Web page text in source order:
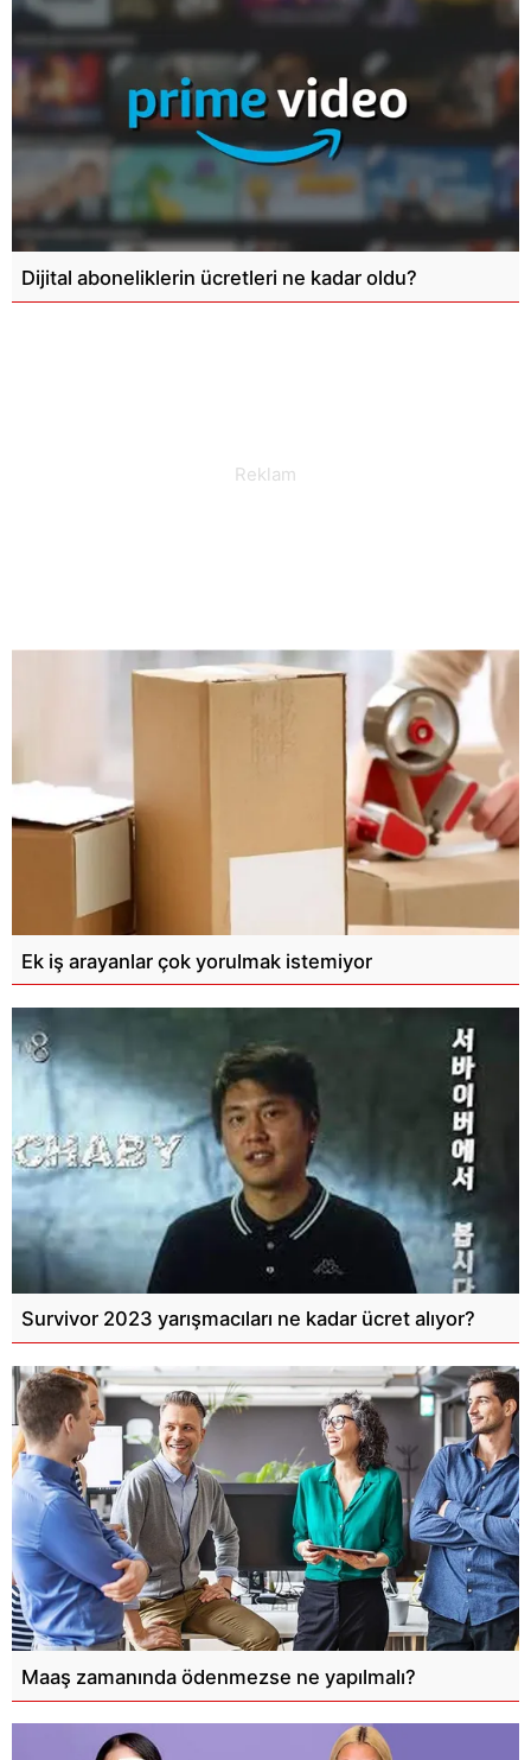
Dijital aboneliklerin ücretleri ne kadar oldu?
Ek iş arayanlar çok yorulmak istemiyor
Survivor 2023 yarışmacıları ne kadar ücret alıyor?
Maaş zamanında ödenmezse ne yapılmalı?